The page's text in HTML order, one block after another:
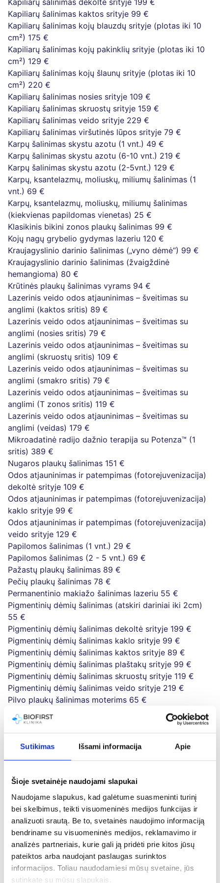
Sutikimas Išsami informacija Apie
Šioje svetainėje naudojami slapukai
Naudojame slapukus, kad galėtume suasmeninti turinį
bei skelbimus, teikti visuomeninės medijos funkcijas ir
analizuoti srautą. Be to, svetainės naudojimo informaciją
bendriname su visuomeninės medijos, reklamavimo ir
analizės partneriais, kurie gali ją pridėti prie kitos jūsų
pateiktos arba naudojant paslaugas surinktos
informacijos. Toliau naudodamiesi mūsų svetaine, jūs
sutinkate su mūsų slapukais.
Kapiliarų šalinimas kaktos srityje 99 €
Kapiliarų šalinimas kojų blauzdų srityje (plotas iki 10
cm²) 175 €
Kapiliarų šalinimas kojų pakinklių srityje (plotas iki 10
cm²) 129 €
Kapiliarų šalinimas kojų šlaunų srityje (plotas iki 10
cm²) 220 €
Kapiliarų šalinimas nosies srityje 109 €
Kapiliarų šalinimas skruostų srityje 159 €
Kapiliarų šalinimas veido srityje 229 €
Kapiliarų šalinimas viršutinės lūpos srityje 79 €
Karpų šalinimas skystu azotu (1 vnt.) 49 €
Karpų šalinimas skystu azotu (6-10 vnt.) 219 €
Karpų šalinimas skystu azotu (2-5vnt.) 129 €
Karpų, ksantelazmų, moliuskų, miliumų šalinimas (1
vnt.) 69 €
Karpų, ksantelazmų, moliuskų, miliumų šalinimas
(kiekvienas papildomas vienetas) 25 €
Klasikinis bikini zonos plaukų šalinimas 99 €
Kojų nagų grybelio gydymas lazeriu 120 €
Kraujagyslinio darinio šalinimas („vyno dėmė“) 99 €
Kraujagyslinio darinio šalinimas (žvaigždinė
hemangioma) 80 €
Krūtinės plaukų šalinimas vyrams 94 €
Lazerinis veido odos atjauninimas – šveitimas su
anglimi (kaktos sritis) 89 €
Lazerinis veido odos atjauninimas – šveitimas su
anglimi (nosies sritis) 79 €
Lazerinis veido odos atjauninimas – šveitimas su
anglimi (skruostų sritis) 109 €
Lazerinis veido odos atjauninimas – šveitimas su
anglimi (smakro sritis) 79 €
Lazerinis veido odos atjauninimas – šveitimas su
anglimi (T zonos sritis) 119 €
Lazerinis veido odos atjauninimas – šveitimas su
anglimi (veidas) 179 €
Mikroadatinė radijo dažnio terapija su Potenza™ (1
sritis) 389 €
Nugaros plaukų šalinimas 151 €
Odos atjauninimas ir patempimas (fotorejuvenizacija)
dekoltė srityje 109 €
Odos atjauninimas ir patempimas (fotorejuvenizacija)
kaklo srityje 99 €
Odos atjauninimas ir patempimas (fotorejuvenizacija)
veido srityje 129 €
Papilomos šalinimas (1 vnt.) 29 €
Papilomos šalinimas (2 - 5 vnt.) 69 €
Pažastų plaukų šalinimas 89 €
Pečių plaukų šalinimas 78 €
Permanentinio makiažo šalinimas lazeriu 55 €
Pigmentinių dėmių šalinimas (atskiri dariniai iki 2cm)
55 €
Pigmentinių dėmių šalinimas dekoltė srityje 199 €
Pigmentinių dėmių šalinimas kaklo srityje 99 €
Pigmentinių dėmių šalinimas kaktos srityje 89 €
Pigmentinių dėmių šalinimas plaštakų srityje 99 €
Pigmentinių dėmių šalinimas skruostų srityje 119 €
Pigmentinių dėmių šalinimas veido srityje 219 €
Pilvo plaukų šalinimas moterims 65 €
Plaštakų plaukų šalinimas
Randų šalinimas lazeriu (1cm) 79 €
Randų šalinimas lazeriu (2 cm) 99 €
Rankų nagų grybelio gydymas lazeriu 110 €
Riebalinės hiperplazijos šalinimas (2 - 5 vnt.)
Rožinės gydymas dekoltė srityje 199 €
Rožinės gydymas kaktos srityje 89 €
Rožinės gydymas nosies srityje 109 €
Rožinės gydymas smakro srityje 79 €
Rožinės gydymas veido srityje 199 €
Sėdmenų plaukų šalinimas 60 €
Skruostų plaukų šalinimas 69 €
Šlaunų plaukų šalinimas 149 €